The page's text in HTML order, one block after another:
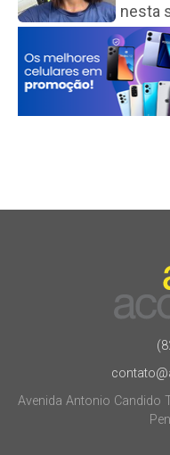
nesta
Avenida Antonio Candido